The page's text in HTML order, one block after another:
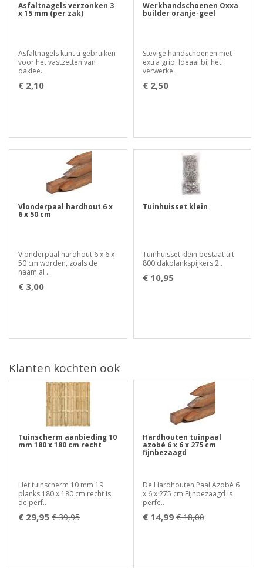
Asfaltnagels verzonken 3
x 15 mm (per zak)
Asfaltnagels kunt u gebruiken
voor het vastzetten van
daklee..
€ 2,10
Werkhandschoenen Oxxa
builder oranje-geel
Stevige handschoenen met
extra grip. Ideaal bij het
verwerke..
€ 2,50
Vlonderpaal hardhout 6 x
6 x 50 cm
Vlonderpaal hardhout 6 x 6 x
50 cm worden, zoals de
naam al ..
€ 3,00
Tuinhuisset klein
Tuinhuisset klein bestaat uit
800 dakplankspijkers 2..
€ 10,95
Klanten kochten ook
Tuinscherm aanbieding 10
mm 180 x 180 cm recht
Het tuinscherm 10 mm 19
planks 180 x 180 cm recht is
de perf..
€ 29,95 € 39,95
Hardhouten tuinpaal
azobé 6 x 6 x 275 cm
fijnbezaagd
De Hardhouten Paal Azobé 6
x 6 x 275 cm Fijnbezaagd is
perfe..
€ 14,99 € 18,00